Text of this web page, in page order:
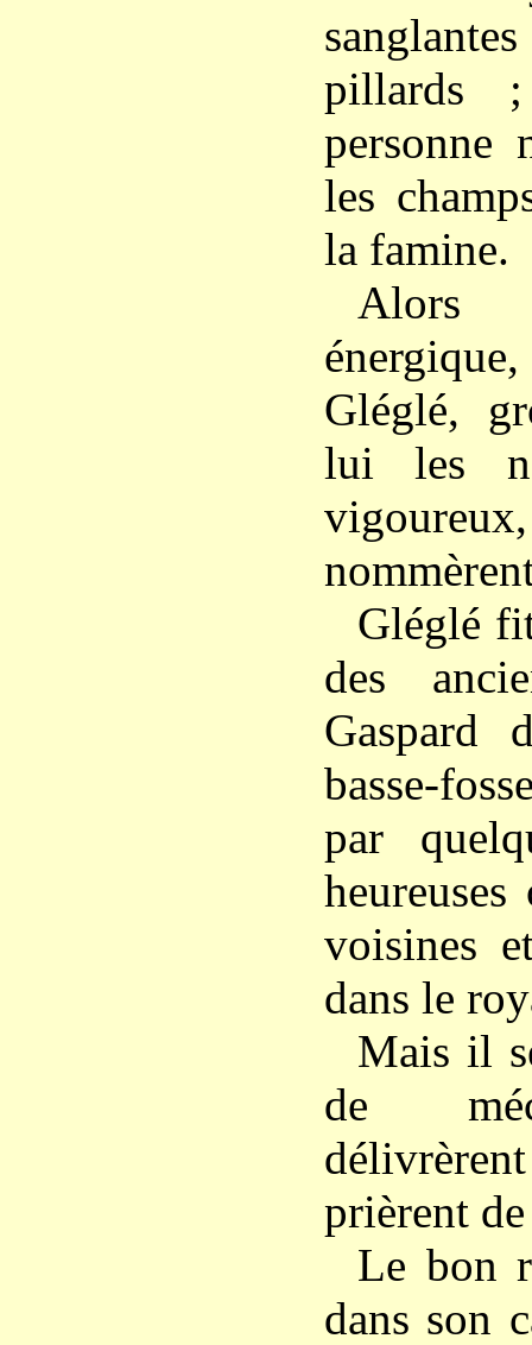
pillards
personne
les
la famine.
Gléglé,
lui les
Gléglé
des
Gaspard
basse-
par
voisines
dans le
Mais il
de
prièrent
Le bon
dans son